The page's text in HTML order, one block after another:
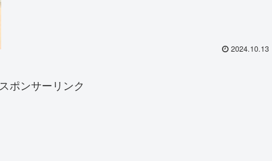
2024.10.13
スポンサーリンク